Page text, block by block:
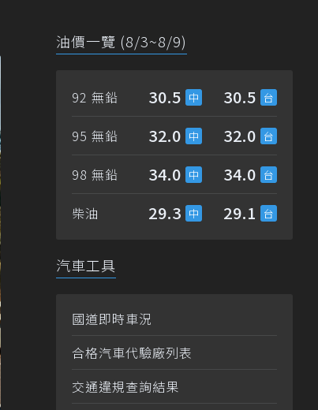
油價一覽 (8/3~8/9)
92 無鉛 30.5 30.5
95 無鉛 32.0 32.0
98 無鉛 34.0 34.0
柴油 29.3 29.1
汽車工具
國道即時車況
合格汽車代驗廠列表
交通違規查詢結果